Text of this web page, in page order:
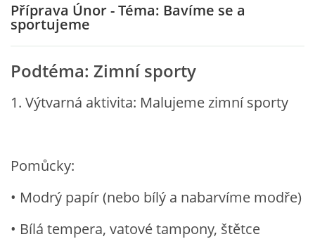
O MĚ
FOTOALBUM
DĚJINY VÝTVARNÉHO UMĚNÍ
ROČNÍ PLÁN - INSPIRACE /DLE NOVÉHO RVP PV 2025
VZDĚLÁVACÍ BLOK ZÁŘÍ
Příprava Únor - Téma: Bavíme se a
sportujeme
Podtéma: Zimní sporty
1. Výtvarná aktivita: Malujeme zimní sporty
Pomůcky:
• Modrý papír (nebo bílý a nabarvíme modře)
• Bílá tempera, vatové tampony, štětce